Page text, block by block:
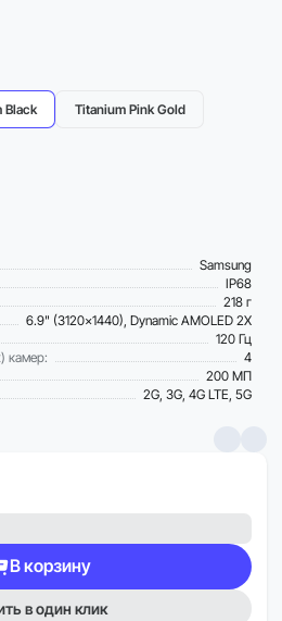
Black
Titanium Pink Gold
Samsung
IP68
218 г
6.9" (3120×1440), Dynamic AMOLED 2X
120 Гц
камер:
4
200 МП
2G, 3G, 4G LTE, 5G
В корзину
в один клик